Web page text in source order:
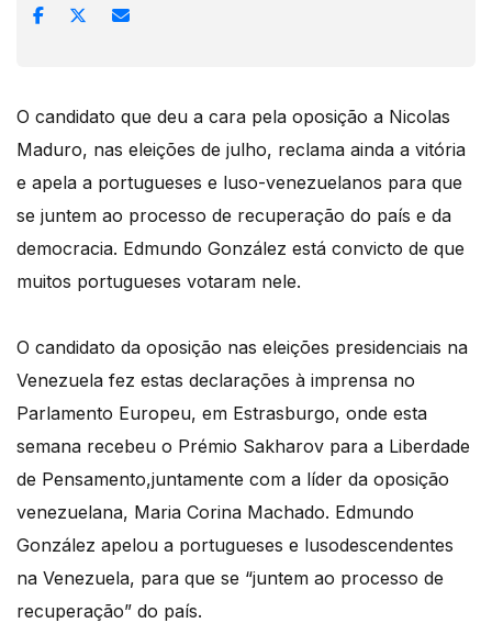
O candidato que deu a cara pela oposição a Nicolas
Maduro, nas eleições de julho, reclama ainda a vitória
e apela a portugueses e luso-venezuelanos para que
se juntem ao processo de recuperação do país e da
democracia. Edmundo González está convicto de que
muitos portugueses votaram nele.
O candidato da oposição nas eleições presidenciais na
Venezuela fez estas declarações à imprensa no
Parlamento Europeu, em Estrasburgo, onde esta
semana recebeu o Prémio Sakharov para a Liberdade
de Pensamento,juntamente com a líder da oposição
venezuelana, Maria Corina Machado. Edmundo
González apelou a portugueses e lusodescendentes
na Venezuela, para que se “juntem ao processo de
recuperação” do país.